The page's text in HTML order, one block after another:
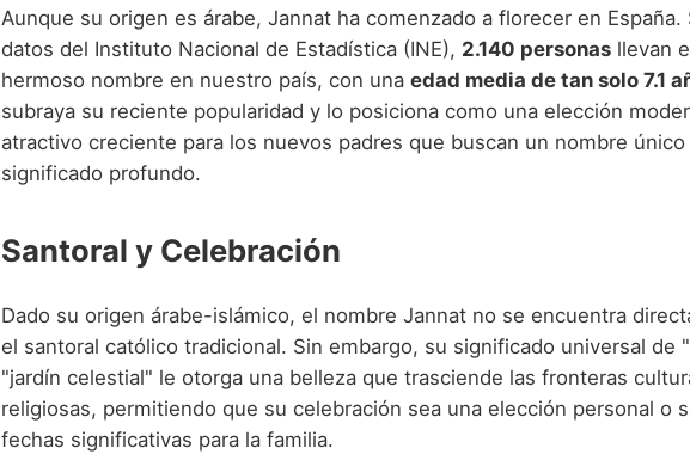
Aunque su origen es árabe, Jannat ha comenzado a florecer en España.
datos del Instituto Nacional de Estadística (INE), 2.140 personas llevan
hermoso nombre en nuestro país, con una edad media de tan solo 7.1
subraya su reciente popularidad y lo posiciona como una elección
atractivo creciente para los nuevos padres que buscan un nombre
significado profundo.
Santoral y Celebración
Dado su origen árabe-islámico, el nombre Jannat no se encuentra
el santoral católico tradicional. Sin embargo, su significado universal de
"jardín celestial" le otorga una belleza que trasciende las fronteras
religiosas, permitiendo que su celebración sea una elección personal o
fechas significativas para la familia.